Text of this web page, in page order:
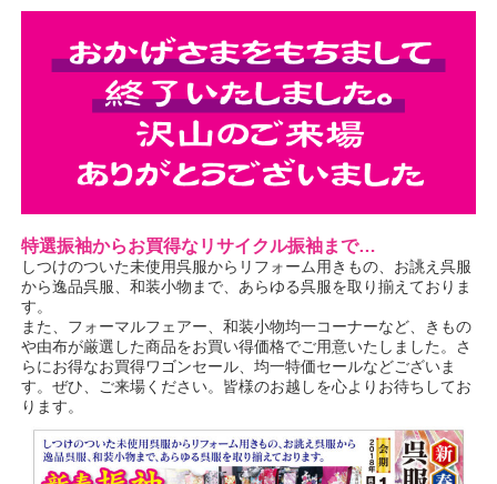
特選振袖からお買得なリサイクル振袖まで…
しつけのついた未使用呉服からリフォーム用きもの、お誂え呉服
から逸品呉服、和装小物まで、あらゆる呉服を取り揃えておりま
す。
また、フォーマルフェアー、和装小物均一コーナーなど、きもの
や由布が厳選した商品をお買い得価格でご用意いたしました。さ
らにお得なお買得ワゴンセール、均一特価セールなどございま
す。ぜひ、ご来場ください。皆様のお越しを心よりお待ちしてお
ります。